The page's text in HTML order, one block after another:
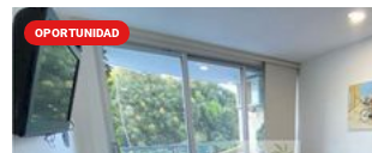
OPORTUNIDAD